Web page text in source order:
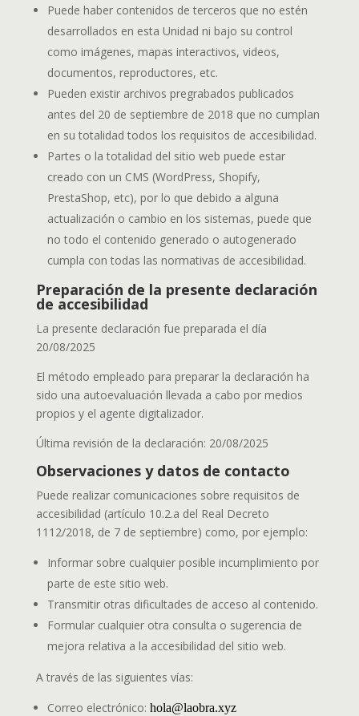
Puede haber contenidos de terceros que no estén
desarrollados en esta Unidad ni bajo su control
como imágenes, mapas interactivos, videos,
documentos, reproductores, etc.
Pueden existir archivos pregrabados publicados
antes del 20 de septiembre de 2018 que no cumplan
en su totalidad todos los requisitos de accesibilidad.
Partes o la totalidad del sitio web puede estar
creado con un CMS (WordPress, Shopify,
PrestaShop, etc), por lo que debido a alguna
actualización o cambio en los sistemas, puede que
no todo el contenido generado o autogenerado
cumpla con todas las normativas de accesibilidad.
Preparación de la presente declaración
de accesibilidad
La presente declaración fue preparada el día
20/08/2025
El método empleado para preparar la declaración ha
sido una autoevaluación llevada a cabo por medios
propios y el agente digitalizador.
Última revisión de la declaración: 20/08/2025
Observaciones y datos de contacto
Puede realizar comunicaciones sobre requisitos de
accesibilidad (artículo 10.2.a del Real Decreto
1112/2018, de 7 de septiembre) como, por ejemplo:
Informar sobre cualquier posible incumplimiento por
parte de este sitio web.
Transmitir otras dificultades de acceso al contenido.
Formular cualquier otra consulta o sugerencia de
mejora relativa a la accesibilidad del sitio web.
A través de las siguientes vías:
Correo electrónico: hola@laobra.xyz